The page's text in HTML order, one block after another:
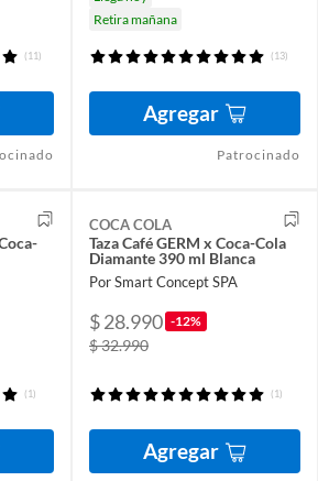
(11)
Retira mañana
(13)
Agregar
Patrocinado
(1)
COCA COLA
Taza Café GERM x Coca-Cola
Diamante 390 ml Blanca
Por Smart Concept SPA
$ 28.990 -12%
$ 32.990
(1)
Agregar